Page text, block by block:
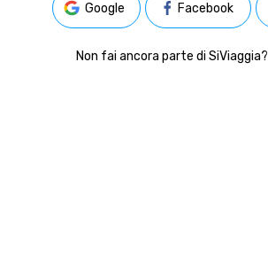
Google Facebook
Non fai ancora parte di SiViaggia?